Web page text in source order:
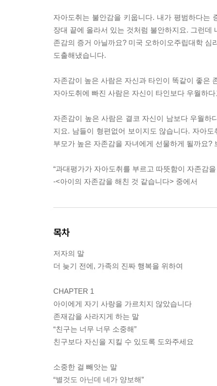
자아도취는 불안감을 키웁니다. 내가 평범하다는
장대 끝에 올라서 있는 것처럼 불안하지요. 그런
존감의 증거 아닐까요? 미국 오하이오주립대학
도출해냈습니다.
자존감이 높은 사람은 자신과 타인이 똑같이 좋은
자아도취에 빠진 사람은 자신이 타인보다 우월하
자존감이 높은 사람은 결코 자신이 남보다 우월
지요. 남들이 형편없어 보이지도 않습니다. 자아
부모가 높은 자존감을 자녀에게 선물하게 될까요?
“과대평가가 자아도취를 부르고 따뜻함이 자존감
-<아이의 자존감을 해친 것 같습니다> 중에서
목차
저자의 말
더 늦기 전에, 가족의 진짜 행복을 위하여
CHAPTER 1
아이에게 자기 사랑을 가르치지 않았습니다
존재감을 사라지게 하는 말
“친구는 너무 너무 소중해”
친구보다 자신을 지킬 수 있도록 도와주세요
소중한 걸 빼앗는 말
“별것도 아닌데 네가 양보해”